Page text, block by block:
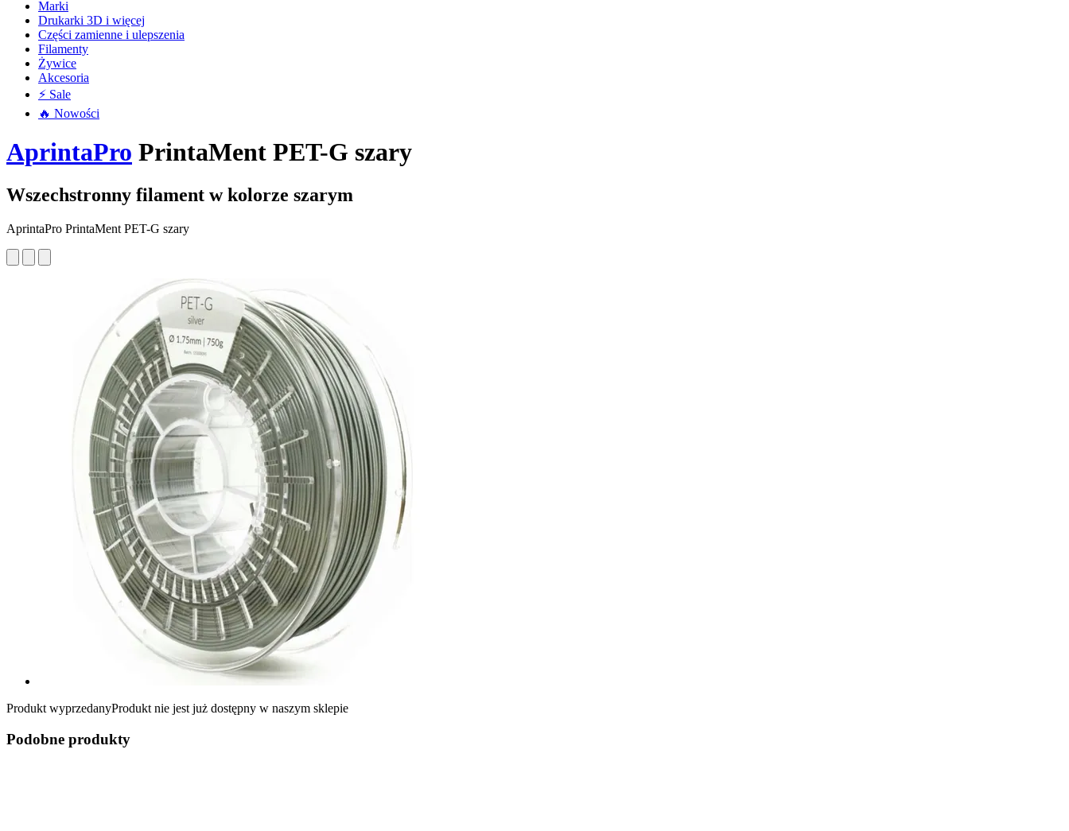
Marki
Drukarki 3D i więcej
Części zamienne i ulepszenia
Filamenty
Żywice
Akcesoria
⚡ Sale
🔥 Nowości
AprintaPro PrintaMent PET-G szary
Wszechstronny filament w kolorze szarym
AprintaPro PrintaMent PET-G szary
Produkt wyprzedanyProdukt nie jest już dostępny w naszym sklepie
Podobne produkty